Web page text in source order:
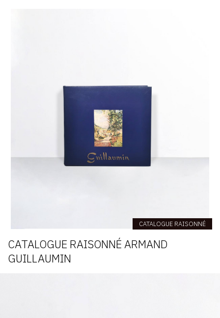
CATALOGUE RAISONNÉ
CATALOGUE RAISONNÉ ARMAND
GUILLAUMIN